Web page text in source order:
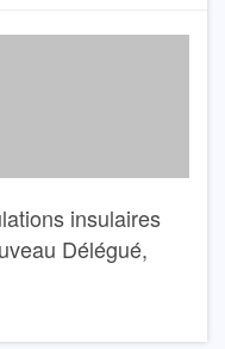
insulaires
Délégué,